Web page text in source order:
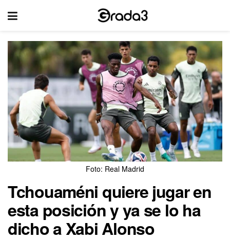
Foto: Real Madrid
Tchouaméni quiere jugar en
esta posición y ya se lo ha
dicho a Xabi Alonso